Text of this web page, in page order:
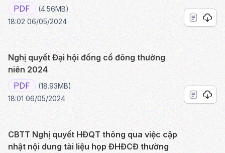
PDF
(4.56MB)
18:02 06/05/2024
Nghị quyết Đại hội đồng cổ đông thường
niên 2024
PDF
(18.93MB)
18:01 06/05/2024
CBTT Nghị quyết HĐQT thông qua việc cập
nhật nội dung tài liệu họp ĐHĐCĐ thường